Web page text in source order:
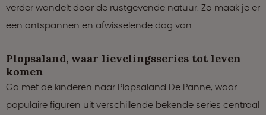
verder wandelt door de rustgevende natuur. Zo maak je er
een ontspannen en afwisselende dag van.
Plopsaland, waar lievelingsseries tot leven
komen
Ga met de kinderen naar Plopsaland De Panne, waar
populaire figuren uit verschillende bekende series centraal